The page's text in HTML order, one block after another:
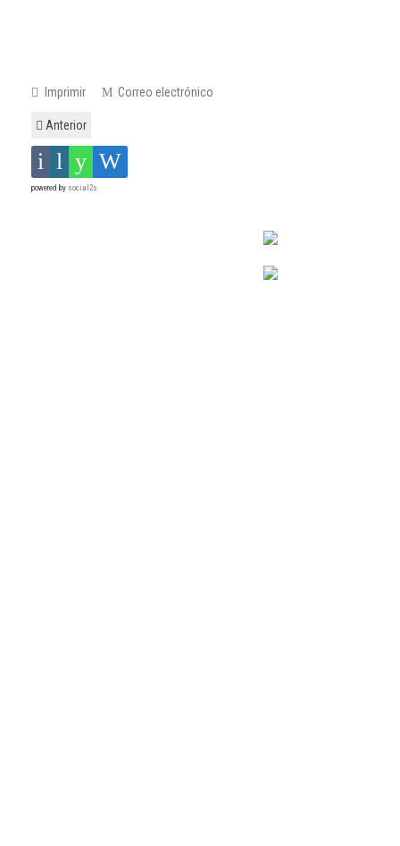
Imprimir Correo electrónico
Anterior
powered by social2s